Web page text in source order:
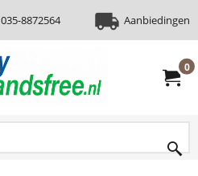
035-8872564 Aanbiedingen
0